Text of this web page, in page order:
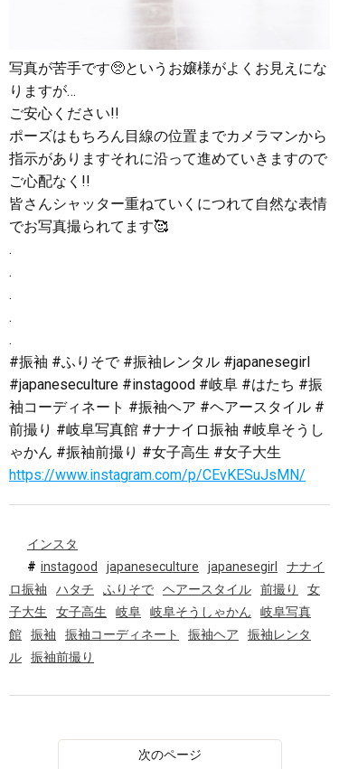
写真が苦手です🥺というお嬢様がよくお見えにな
りますが…
ご安心ください!!
ポーズはもちろん目線の位置までカメラマンから
指示がありますそれに沿って進めていきますので
ご心配なく!!
皆さんシャッター重ねていくにつれて自然な表情
でお写真撮られてます🥰
.
.
.
.
.
#振袖 #ふりそで #振袖レンタル #japanesegirl
#japaneseculture #instagood #岐阜 #はたち #振
袖コーディネート #振袖ヘア #ヘアースタイル #
前撮り #岐阜写真館 #ナナイロ振袖 #岐阜そうし
ゃかん #振袖前撮り #女子高生 #女子大生
https://www.instagram.com/p/CEvKESuJsMN/
インスタ
instagood
japaneseculture japanesegirl
ナナイ
ロ振袖
ハタチ ふりそで ヘアースタイル 前撮り
女
子大生
女子高生 岐阜 岐阜そうしゃかん
岐阜写真
館
振袖 振袖コーディネート 振袖ヘア
振袖レンタ
ル
振袖前撮り